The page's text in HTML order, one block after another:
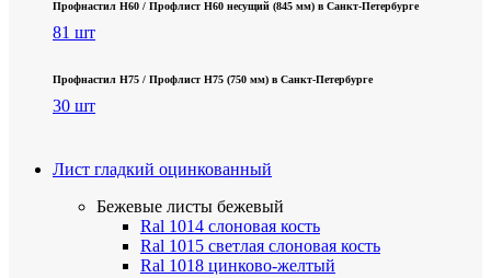
Профнастил Н60 / Профлист Н60 несущий (845 мм) в Санкт-Петербурге
81 шт
Профнастил Н75 / Профлист Н75 (750 мм) в Санкт-Петербурге
30 шт
Лист гладкий оцинкованный
Бежевые листы бежевый
Ral 1014 слоновая кость
Ral 1015 светлая слоновая кость
Ral 1018 цинково-желтый